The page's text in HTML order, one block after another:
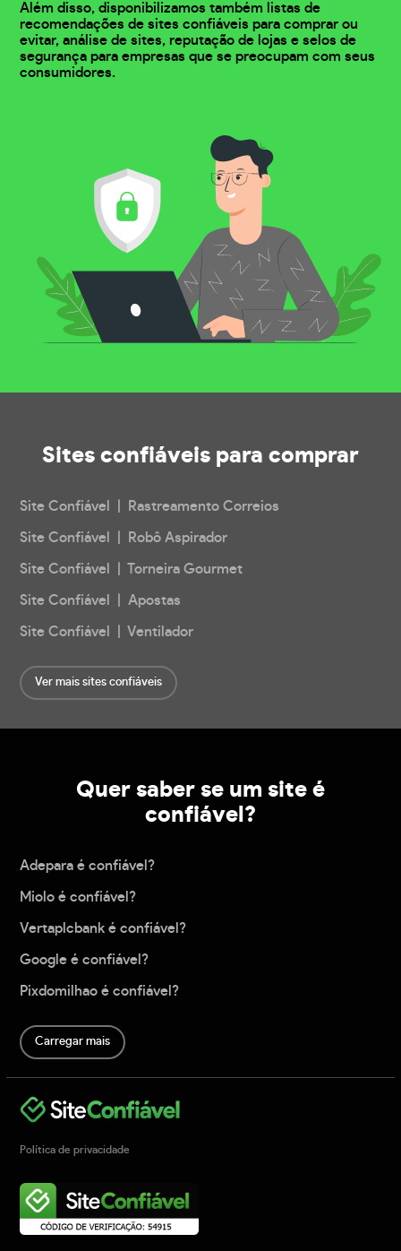
Além disso, disponibilizamos também listas de
recomendações de sites confiáveis para comprar ou
evitar, análise de sites, reputação de lojas e selos de
segurança para empresas que se preocupam com seus
consumidores.
Sites confiáveis para comprar
Site Confiável | Rastreamento Correios
Site Confiável | Robô Aspirador
Site Confiável | Torneira Gourmet
Site Confiável | Apostas
Site Confiável | Ventilador
Ver mais sites confiáveis
Quer saber se um site é
confiável?
Adepara é confiável?
Miolo é confiável?
Vertaplcbank é confiável?
Google é confiável?
Pixdomilhao é confiável?
Carregar mais
Política de privacidade